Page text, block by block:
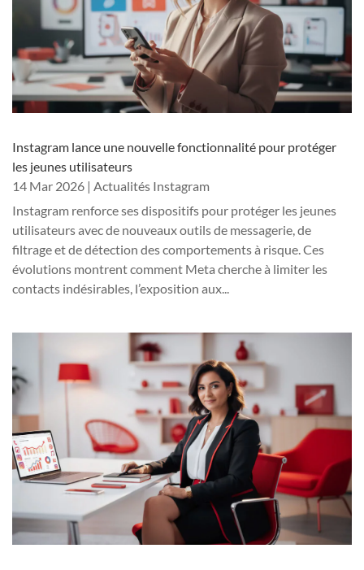
Instagram lance une nouvelle fonctionnalité pour protéger
les jeunes utilisateurs
14 Mar 2026 | Actualités Instagram
Instagram renforce ses dispositifs pour protéger les jeunes
utilisateurs avec de nouveaux outils de messagerie, de
filtrage et de détection des comportements à risque. Ces
évolutions montrent comment Meta cherche à limiter les
contacts indésirables, l’exposition aux...